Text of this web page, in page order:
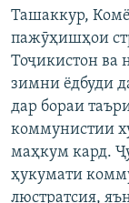
Ташаккур,
пажӯҳишҳои
Тоҷикистон ва
зимни ёдбуди
дар бораи
коммунистии
маҳкум кард.
ҳукумати
люстратсия,